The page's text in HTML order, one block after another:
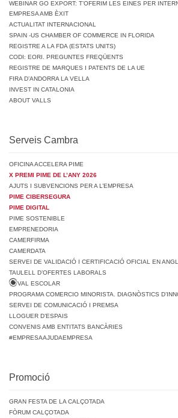
WEBINAR GO EXPORT: T’OFERIM LES EINES PER
EMPRESA AMB ÈXIT
ACTUALITAT INTERNACIONAL
SPAIN -US CHAMBER OF COMMERCE IN FLORIDA
REGISTRE A LA FDA (ESTATS UNITS)
CODI: EORI. PREGUNTES FREQÜENTS
REGISTRE DE MARQUES I PATENTS DE LA UE
FIRA D’ANDORRA LA VELLA
INVEST IN CATALONIA
ABOUT VALLS
Serveis Cambra
OFICINA ACCELERA PIME
X PREMI PIME DE L’ANY 2026
AJUTS I SUBVENCIONS PER A L’EMPRESA
PIME CIBERSEGURA
PIME DIGITAL
PIME SOSTENIBLE
EMPRENEDORIA
CAMERFIRMA
CAMERDATA
SERVEI DE VALIDACIÓ I CERTIFICACIÓ OFICIAL EN
TAULELL D’OFERTES LABORALS
VAL ESCOLAR
PROGRAMA COMERCIO MINORISTA. DIAGNÒSTICS
SERVEI DE COMUNICACIÓ I PREMSA
LLOGUER D’ESPAIS
CONVENIS AMB ENTITATS BANCÀRIES
#EMPRESAAJUDAEMPRESA
Promoció
GRAN FESTA DE LA CALÇOTADA
FÒRUM CALÇOTADA